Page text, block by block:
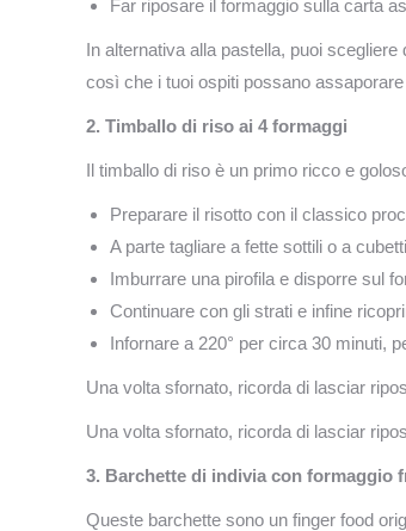
Far riposare il formaggio sulla carta
In alternativa alla pastella, puoi
così che i tuoi ospiti possano
2. Timballo di riso ai 4 formaggi
Il timballo di riso è un primo ricco e
Preparare il risotto con il classico
A parte tagliare a fette sottili o a
Imburrare una pirofila e disporre sul
Continuare con gli strati e infine
Infornare a 220° per circa 30 minuti,
Una volta sfornato, ricorda di lasciar
Una volta sfornato, ricorda di lasciar
3. Barchette di indivia con formaggio
Queste barchette sono un finger food